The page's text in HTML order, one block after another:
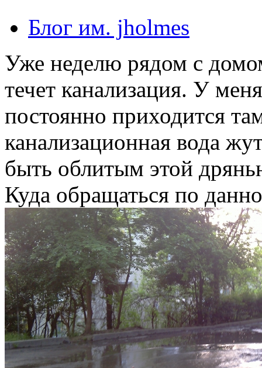
Блог им. jholmes
Уже неделю рядом с
течет канализация. У
постоянно приходится
канализационная вода
быть облитым этой
Куда обращаться по